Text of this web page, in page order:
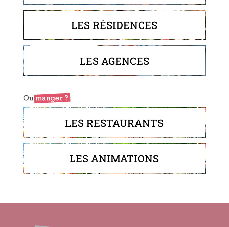
LES RÉSIDENCES
LES AGENCES
LES RESTAURANTS
LES ANIMATIONS